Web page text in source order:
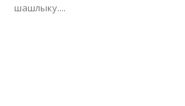
шашлыку....